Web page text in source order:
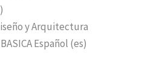
y Arquitectura
Español (es)